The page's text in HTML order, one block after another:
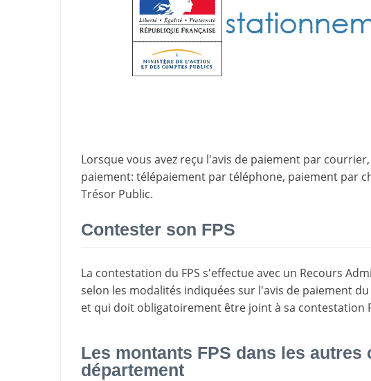
Lorsque vous avez reçu l'avis de paiement par
paiement: télépaiement par téléphone, paiement par
Trésor Public.
Contester son FPS
La contestation du FPS s'effectue avec un Recours
selon les modalités indiquées sur l'avis de paiement
et qui doit obligatoirement être joint à sa contestation
Les montants FPS dans les autres
département